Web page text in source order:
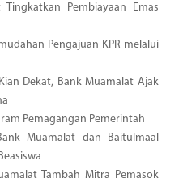
Pembiayaan Emas
Pengajuan KPR melalui
Dekat, Bank Muamalat Ajak
Pemagangan Pemerintah
Muamalat dan Baitulmaal
Tambah Mitra Pemasok